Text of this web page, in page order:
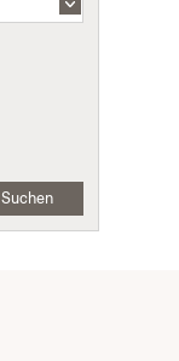
Suchen